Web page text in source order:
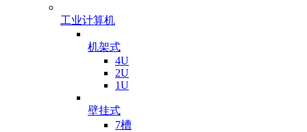
工业计算机
机架式
4U
2U
1U
壁挂式
7槽